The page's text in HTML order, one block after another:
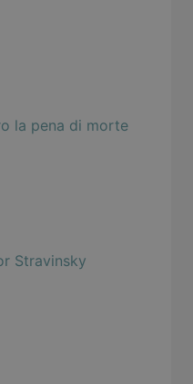
la pena di morte
Stravinsky